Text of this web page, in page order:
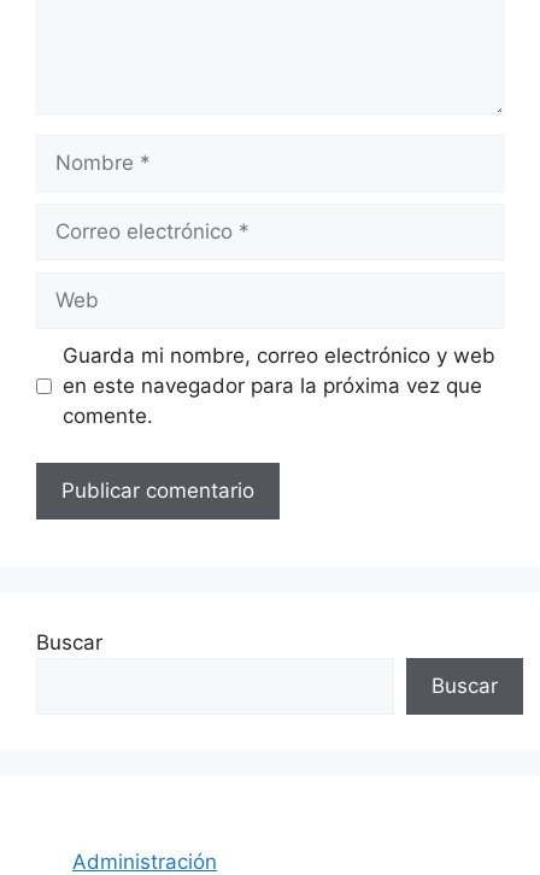
Nombre
Correo
Web
Guarda mi nombre, correo electrónico y web
en este navegador para la próxima vez que
comente.
Buscar
Buscar
Administración